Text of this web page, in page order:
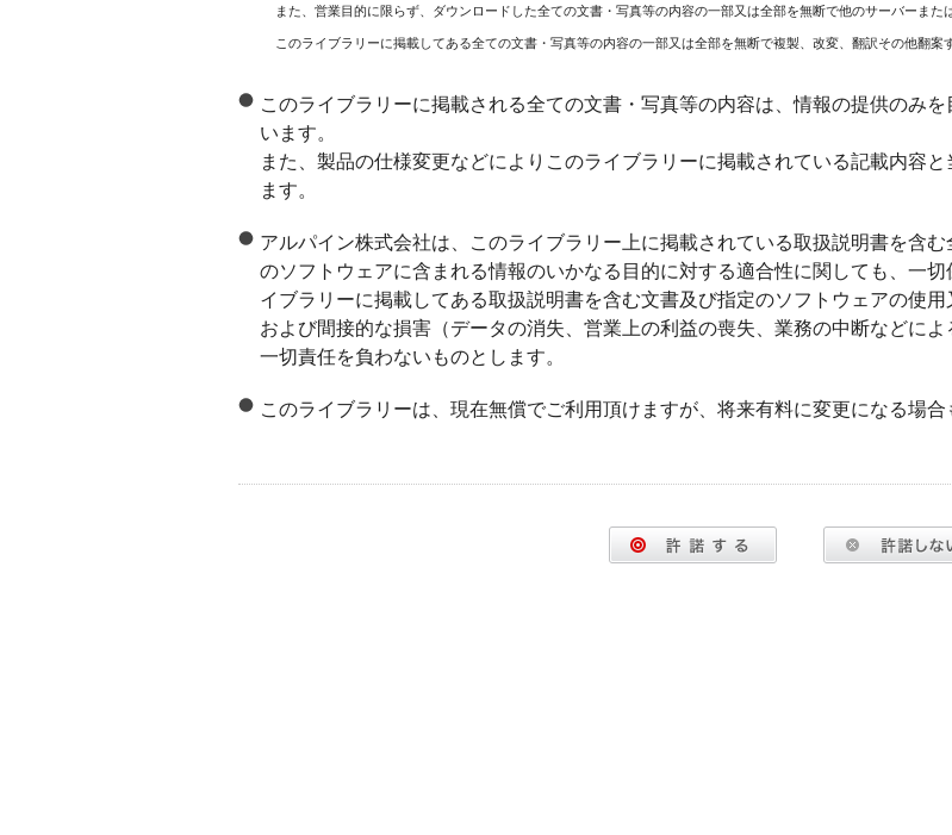
また、営業目的に限らず、ダウンロードした全ての文書・写真等の内容の一部又は全部を無断で他のサーバーまた
このライブラリーに掲載してある全ての文書・写真等の内容の一部又は全部を無断で複製、改変、翻訳その他翻案
このライブラリーに掲載される全ての文書・写真等の内容は、情報の提供のみ
います。
また、製品の仕様変更などによりこのライブラリーに掲載されている記載内容
ます。
アルパイン株式会社は、このライブラリー上に掲載されている取扱説明書を含
のソフトウェアに含まれる情報のいかなる目的に対する適合性に関しても、一
イブラリーに掲載してある取扱説明書を含む文書及び指定のソフトウェアの使
および間接的な損害（データの消失、営業上の利益の喪失、業務の中断などに
一切責任を負わないものとします。
このライブラリーは、現在無償でご利用頂けますが、将来有料に変更になる場合